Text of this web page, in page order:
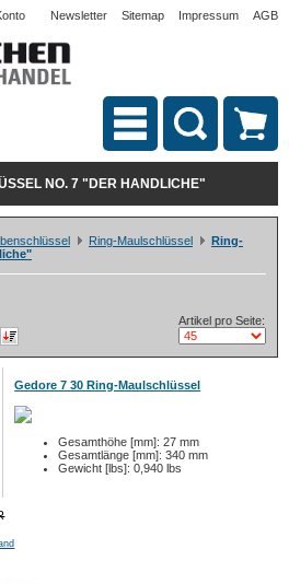
Newsletter Sitemap Impressum AGB
NO. 7 "DER HANDLICHE"
Ring-Maulschlüssel
Ring-
Artikel pro Seite:
Gedore 7 30 Ring-Maulschlüssel
Gesamthöhe [mm]: 27 mm
Gesamtlänge [mm]: 340 mm
Gewicht [lbs]: 0,940 lbs